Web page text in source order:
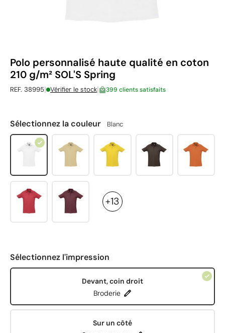
Polo personnalisé haute qualité en coton
210 g/m² SOL'S Spring
REF. 38995| Vérifier le stock| 399 clients satisfaits
Sélectionnez la couleur Blanc
+13
Sélectionnez l'impression
Devant, coin droit
Broderie
Sur un côté